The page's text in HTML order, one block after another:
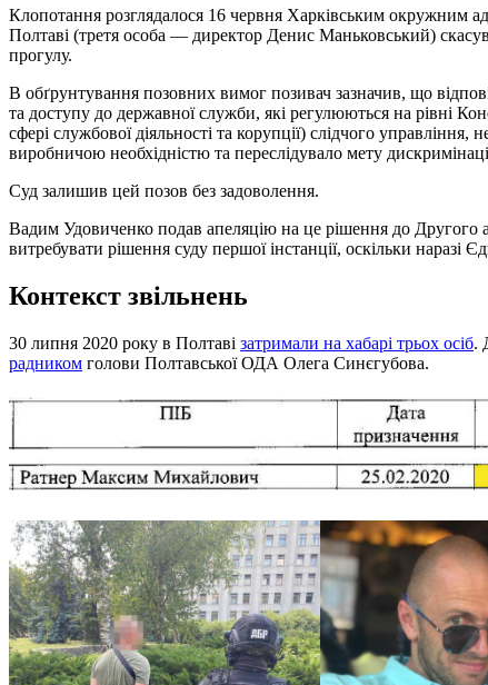
Клопотання розглядалося 16 червня Харківським окружним
Полтаві (третя особа — директор Денис Маньковський)
прогулу.
В обґрунтування позовних вимог позивач зазначив, що
та доступу до державної служби, які регулюються на рівні
сфері службової діяльності та корупції) слідчого
виробничою необхідністю та переслідувало мету
Суд залишив цей позов без задоволення.
Вадим Удовиченко подав апеляцію на це рішення до Другого
витребувати рішення суду першої інстанції, оскільки наразі
Контекст звільнень
30 липня 2020 року в Полтаві затримали на хабарі трьох осіб.
радником голови Полтавської ОДА Олега Синєгубова.